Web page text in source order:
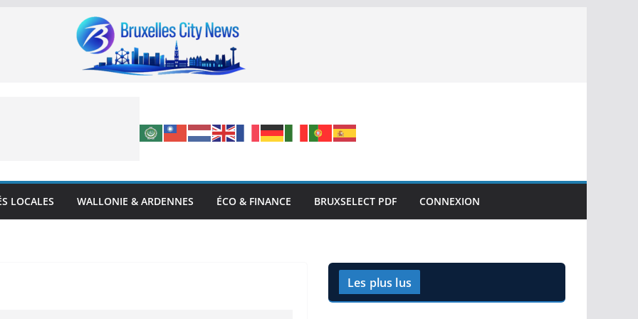
LOCALES WALLONIE & ARDENNES ÉCO & FINANCE BRUXSELECT PDF CONNEXION
Les plus lus